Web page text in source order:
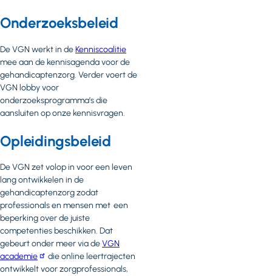
Onderzoeksbeleid
De VGN werkt in deKenniscoalitie
mee aan de kennisagenda voor de
gehandicaptenzorg. Verder voert de
VGN lobby voor
onderzoeksprogramma’s die
aansluiten op onze kennisvragen.
Opleidingsbeleid
De VGN zet volop in voor een leven
lang ontwikkelen in de
gehandicaptenzorg zodat
professionals en mensen met een
beperking over de juiste
competenties beschikken. Dat
gebeurt onder meer via deVGN
academie
die online leertrajecten
ontwikkelt voor zorgprofessionals,